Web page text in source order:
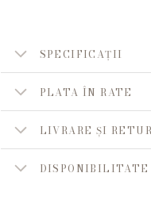
SPECIFICAȚII
PLATA ÎN RATE
LIVRARE ȘI RETUR
DISPONIBILITATE